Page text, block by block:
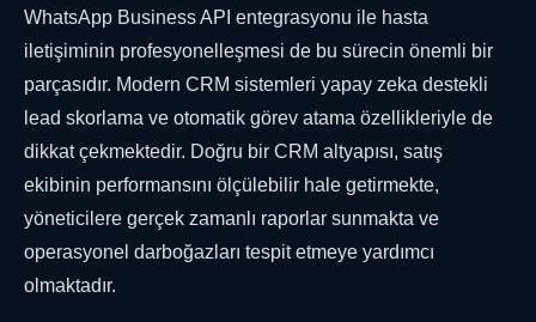
WhatsApp Business API entegrasyonu ile hasta
iletişiminin profesyonelleşmesi de bu sürecin önemli bir
parçasıdır. Modern CRM sistemleri yapay zeka destekli
lead skorlama ve otomatik görev atama özellikleriyle de
dikkat çekmektedir. Doğru bir CRM altyapısı, satış
ekibinin performansını ölçülebilir hale getirmekte,
yöneticilere gerçek zamanlı raporlar sunmakta ve
operasyonel darboğazları tespit etmeye yardımcı
olmaktadır.